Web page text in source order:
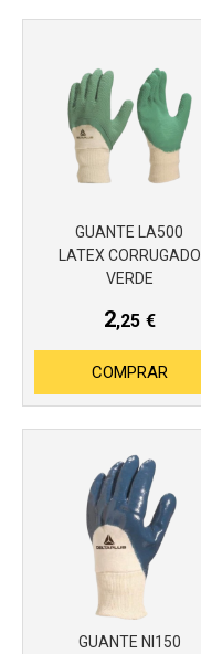
GUANTE LA500
LATEX CORRUGADO
VERDE
2,25 €
COMPRAR
GUANTE NI150